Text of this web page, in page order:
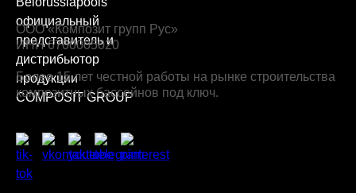
ООО «Композит групп Рус»
ИНН 6700005020
Более 15 лет честной работы на рынке строительства
композитных бассейнов под ключ.